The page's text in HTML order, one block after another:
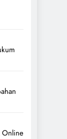
Online